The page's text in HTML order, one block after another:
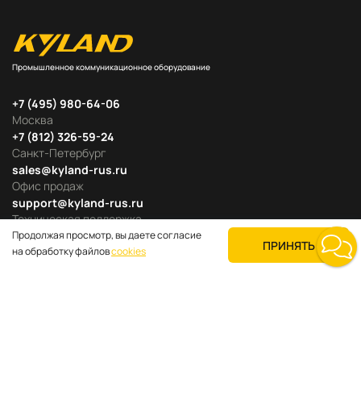
Промышленное коммуникационное оборудование
Москва
+7 (495) 980-64-06
Офис продаж
sales@kyland-rus.ru
Санкт-Петербург
+7 (812) 326-59-24
Техническая поддержка
support@kyland-rus.ru
Продолжая просмотр, вы даете согласие
на обработку файловcookies ПРИНЯТЬ